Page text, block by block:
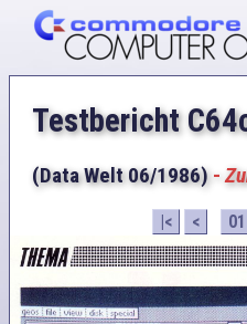
Testbericht
(Data Welt 06/1986)-
|< < 01